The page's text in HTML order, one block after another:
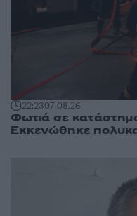
22:2307.08.26
Φωτιά σε
Εκκενώθηκε